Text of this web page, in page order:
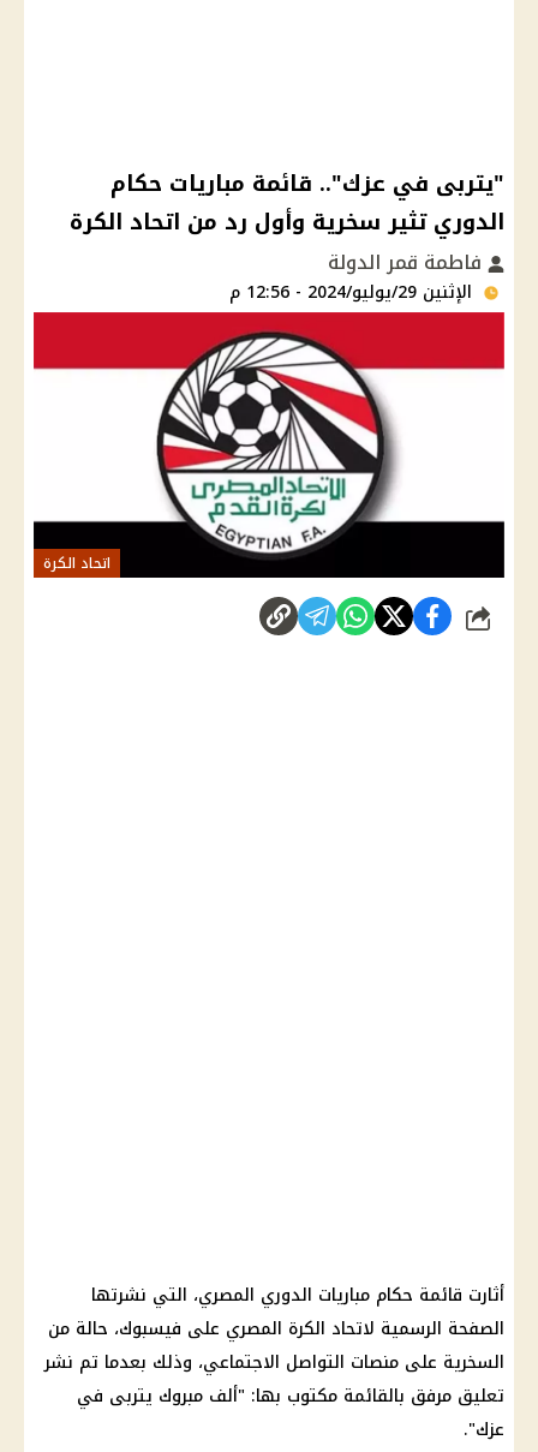
"يتربى في عزك".. قائمة مباريات حكام
الدوري تثير سخرية وأول رد من اتحاد الكرة
فاطمة قمر الدولة
الإثنين 29/يوليو/2024 - 12:56 م
اتحاد الكرة
شارك
أثارت قائمة حكام مباريات الدوري المصري، التي نشرتها
الصفحة الرسمية لاتحاد الكرة المصري على فيسبوك، حالة من
السخرية على منصات التواصل الاجتماعي، وذلك بعدما تم نشر
تعليق مرفق بالقائمة مكتوب بها: "ألف مبروك يتربى في
عزك".